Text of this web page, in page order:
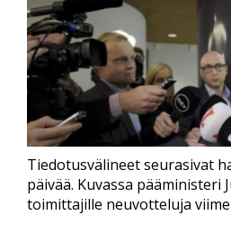
Tiedotusvälineet seurasivat
päivää. Kuvassa pääministeri
toimittajille neuvotteluja